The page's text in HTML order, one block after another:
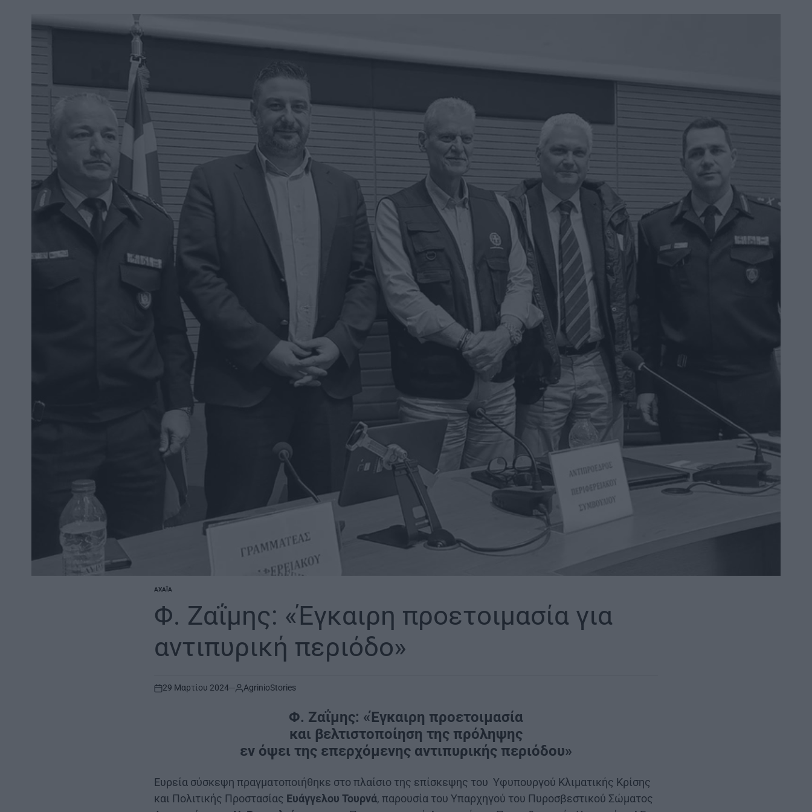
POSTED
ΑΧΑΪ́Α
Φ. Ζαΐμης: «Έγκαιρη προετοιμασία για
αντιπυρική περιόδο»
on
29 Μαρτίου 2024 AgrinioStories
Φ. Ζαΐμης: «Έγκαιρη προετοιμασία
και βελτιστοποίηση της πρόληψης
εν όψει της επερχόμενης αντιπυρικής περιόδου»
Ευρεία σύσκεψη πραγματοποιήθηκε στο πλαίσιο της επίσκεψης του Υφυπουργού Κλιματικής Κρίσης
και Πολιτικής Προστασίας Ευάγγελου Τουρνά, παρουσία του Υπαρχηγού του Πυροσβεστικού Σώματος